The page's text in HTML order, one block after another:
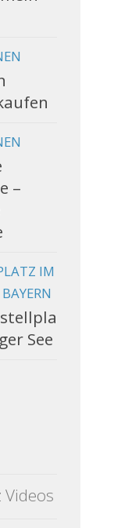
–
IM
See
Videos